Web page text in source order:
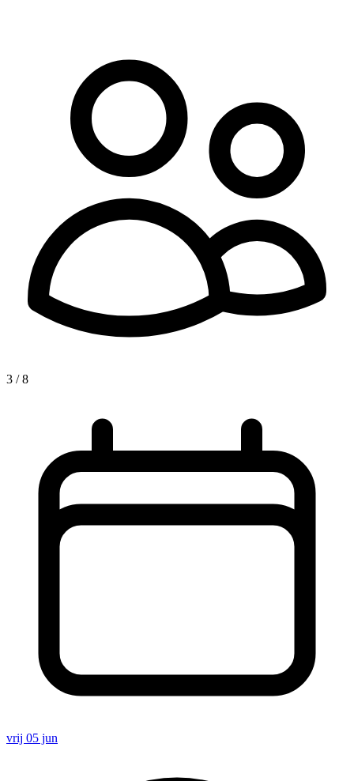
3 / 8
vrij 05 jun